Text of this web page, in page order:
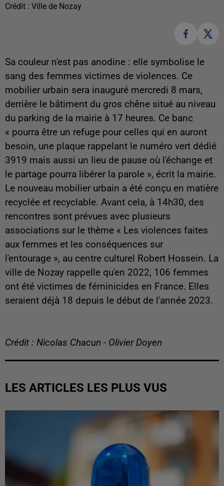
Crédit : Ville de Nozay
Sa couleur n'est pas anodine : elle symbolise le
sang des femmes victimes de violences. Ce
mobilier urbain sera inauguré mercredi 8 mars,
derrière le bâtiment du gros chêne situé au niveau
du parking de la mairie à 17 heures. Ce banc
« pourra être un refuge pour celles qui en auront
besoin, une plaque rappelant le numéro vert dédié
3919 mais aussi un lieu de pause où l'échange et
le partage pourra libérer la parole », écrit la mairie.
Le nouveau mobilier urbain a été conçu en matière
recyclée et recyclable. Avant cela, à 14h30, des
rencontres sont prévues avec plusieurs
associations sur le thème « Les violences faites
aux femmes et les conséquences sur
l'entourage », au centre culturel Robert Hossein. La
ville de Nozay rappelle qu'en 2022, 106 femmes
ont été victimes de féminicides en France. Elles
seraient déjà 18 depuis le début de l'année 2023.
Crédit : Nicolas Chacun - Olivier Doyen
LES ARTICLES LES PLUS VUS